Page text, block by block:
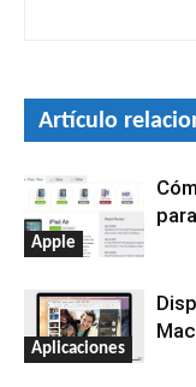
Artículo
Apple
Aplicaciones
Mac